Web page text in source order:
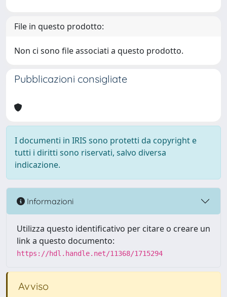
File in questo prodotto:
Non ci sono file associati a questo prodotto.
Pubblicazioni consigliate
I documenti in IRIS sono protetti da copyright e
tutti i diritti sono riservati, salvo diversa
indicazione.
Informazioni
Utilizza questo identificativo per citare o creare un
link a questo documento:
https://hdl.handle.net/11368/1715294
Avviso